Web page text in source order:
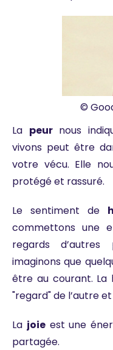
©
La peurnous
vivons peut être
votre vécu. Elle
protégé et rassuré.
Le sentiment de
commettons une
regards
imaginons que
être au courant.
"regard" de l’autre
La joieest une
partagée.